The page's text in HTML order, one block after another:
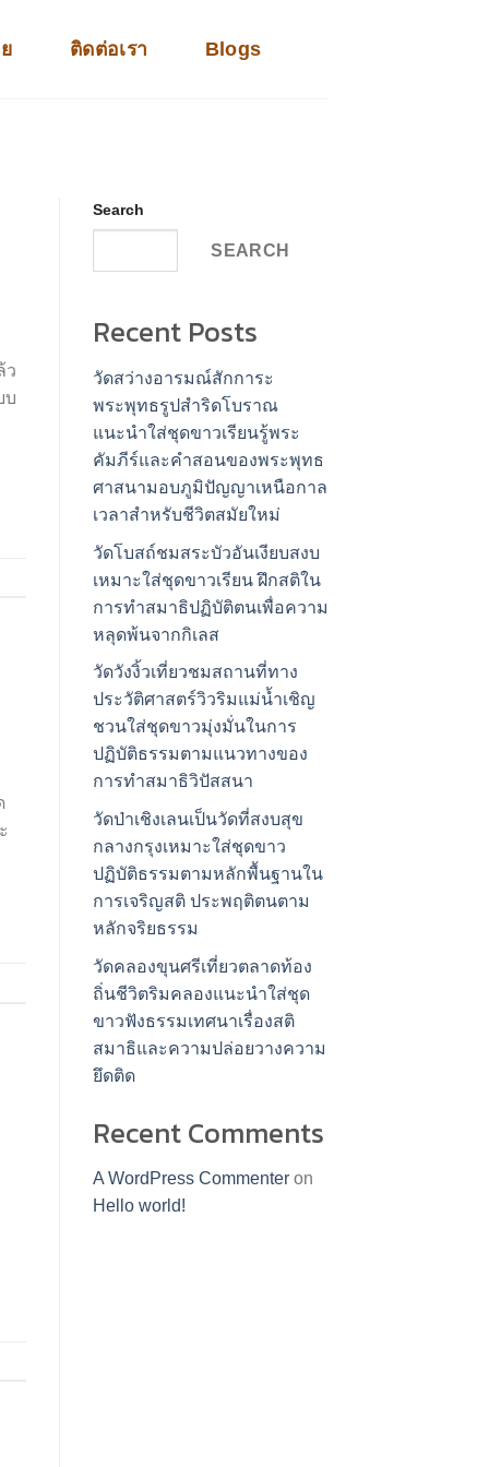
ติดต่อเรา Blogs
ว
บ
Search
SEARCH
Recent Posts
วัดสว่างอารมณ์สักการะ
พระพุทธรูปสำริดโบราณ
แนะนำใส่ชุดขาวเรียนรู้พระ
คัมภีร์และคำสอนของพระพุทธ
ศาสนามอบภูมิปัญญาเหนือกาล
เวลาสำหรับชีวิตสมัยใหม่
วัดโบสถ์ชมสระบัวอันเงียบสงบ
เหมาะใส่ชุดขาวเรียน ฝึกสติใน
การทำสมาธิปฏิบัติตนเพื่อความ
หลุดพ้นจากกิเลส
วัดวังงิ้วเที่ยวชมสถานที่ทาง
ประวัติศาสตร์วิวริมแม่น้ำเชิญ
ชวนใส่ชุดขาวมุ่งมั่นในการ
ปฏิบัติธรรมตามแนวทางของ
การทำสมาธิวิปัสสนา
วัดป่าเชิงเลนเป็นวัดที่สงบสุข
กลางกรุงเหมาะใส่ชุดขาว
ปฏิบัติธรรมตามหลักพื้นฐานใน
การเจริญสติ ประพฤติตนตาม
หลักจริยธรรม
วัดคลองขุนศรีเที่ยวตลาดท้อง
ถิ่นชีวิตริมคลองแนะนำใส่ชุด
ขาวฟังธรรมเทศนาเรื่องสติ
สมาธิและความปล่อยวางความ
ยึดติด
Recent Comments
A WordPress Commenteron
Hello world!